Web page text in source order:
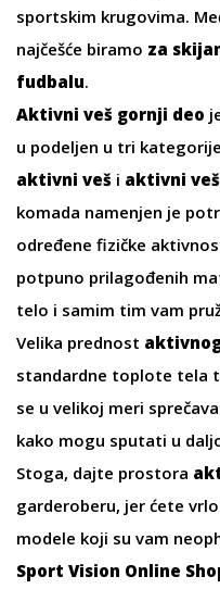
sportskim krugovima.
najčešće biramo za
fudbalu.
Aktivni veš gornji deo
u podeljen u tri
aktivni veš i aktivni
komada namenjen je
određene fizičke
potpuno prilagođenih
telo i samim tim vam
Velika prednost
standardne toplote tela
se u velikoj meri
kako mogu sputati u
Stoga, dajte prostora
garderoberu, jer ćete
modele koji su vam
Sport Vision Online